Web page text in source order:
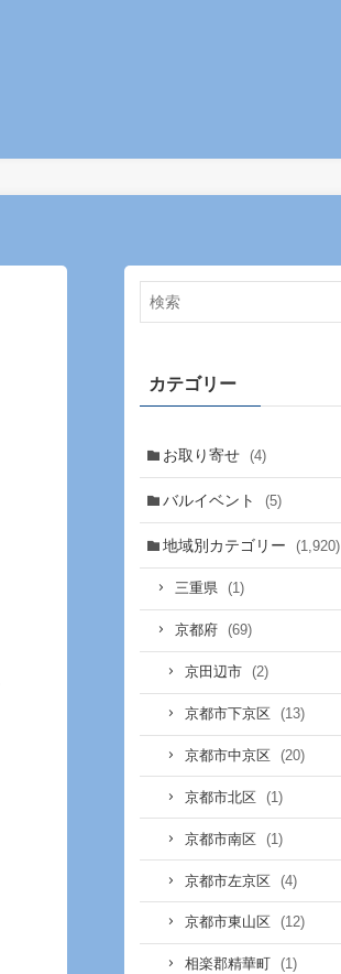
カテゴリー
お取り寄せ (4)
バルイベント (5)
地域別カテゴリー (1,920)
三重県 (1)
京都府 (69)
京田辺市 (2)
京都市下京区 (13)
京都市中京区 (20)
京都市北区 (1)
京都市南区 (1)
京都市左京区 (4)
京都市東山区 (12)
相楽郡精華町 (1)